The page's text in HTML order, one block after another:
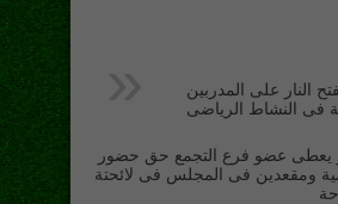
النار على المدربين
فى النشاط الرياضى
يعطى عضو فرع التجمع حق حضور
ومقعدين فى المجلس فى لائحتة